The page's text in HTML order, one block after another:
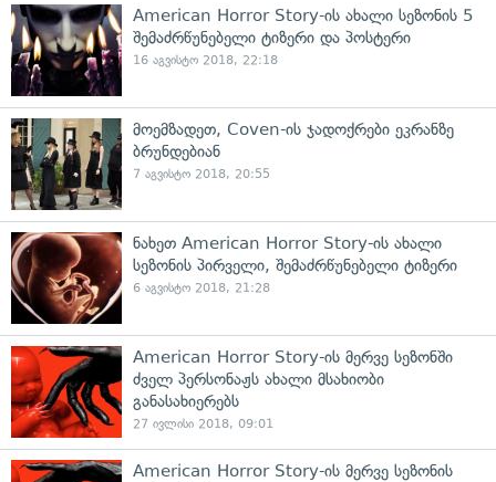
American Horror Story-ის ახალი სეზონის 5
შემაძრწუნებელი ტიზერი და პოსტერი
16 აგვისტო 2018, 22:18
მოემზადეთ, Coven-ის ჯადოქრები ეკრანზე
ბრუნდებიან
7 აგვისტო 2018, 20:55
ნახეთ American Horror Story-ის ახალი
სეზონის პირველი, შემაძრწუნებელი ტიზერი
6 აგვისტო 2018, 21:28
American Horror Story-ის მერვე სეზონში
ძველ პერსონაჟს ახალი მსახიობი
განასახიერებს
27 ივლისი 2018, 09:01
American Horror Story-ის მერვე სეზონის